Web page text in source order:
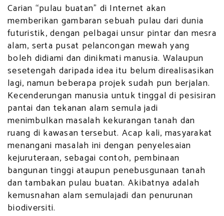
Carian “pulau buatan” di Internet akan
memberikan gambaran sebuah pulau dari dunia
futuristik, dengan pelbagai unsur pintar dan mesra
alam, serta pusat pelancongan mewah yang
boleh didiami dan dinikmati manusia. Walaupun
sesetengah daripada idea itu belum direalisasikan
lagi, namun beberapa projek sudah pun berjalan.
Kecenderungan manusia untuk tinggal di pesisiran
pantai dan tekanan alam semula jadi
menimbulkan masalah kekurangan tanah dan
ruang di kawasan tersebut. Acap kali, masyarakat
menangani masalah ini dengan penyelesaian
kejuruteraan, sebagai contoh, pembinaan
bangunan tinggi ataupun penebusgunaan tanah
dan tambakan pulau buatan. Akibatnya adalah
kemusnahan alam semulajadi dan penurunan
biodiversiti.